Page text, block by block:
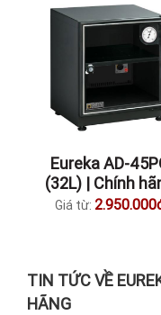
Eureka AD-
(32L) | Chính
Giá từ:
TIN TỨC VỀ
HÃNG